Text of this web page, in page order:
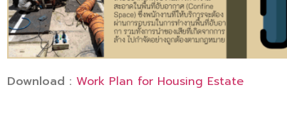
Download : Work Plan for Housing Estate